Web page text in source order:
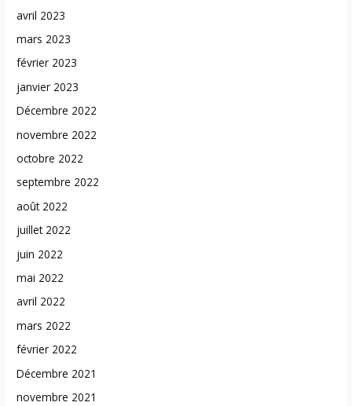
avril 2023
mars 2023
février 2023
janvier 2023
Décembre 2022
novembre 2022
octobre 2022
septembre 2022
août 2022
juillet 2022
juin 2022
mai 2022
avril 2022
mars 2022
février 2022
Décembre 2021
novembre 2021